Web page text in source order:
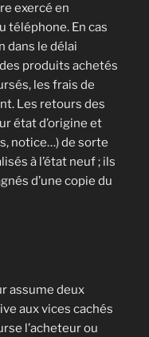
exercé en
téléphone. En cas
dans le délai
produits achetés
les frais de
Les retours des
état d’origine et
notice…) de sorte
à l’état neuf ; ils
d’une copie du
assume deux
aux vices cachés
l’acheteur ou